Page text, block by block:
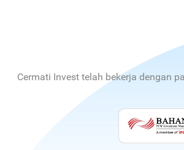
Cermati Invest telah bekerja dengan